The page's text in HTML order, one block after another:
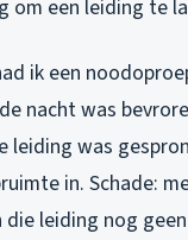
om een leiding te
ik een
nacht was
leiding was
in. Schade:
leiding nog